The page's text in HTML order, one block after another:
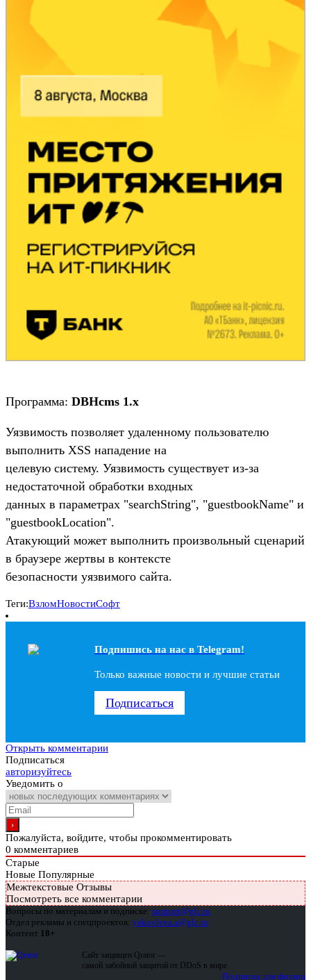
Программа: DBHcms 1.x
Уязвимость позволяет удаленному пользователю
выполнить XSS нападение на
целевую систему. Уязвимость существует из-за
недостаточной обработки входных
данных в параметрах "searchString", "guestbookName" и
"guestbookLocation".
Атакующий может выполнить произвольный сценарий
в браузере жертвы в контексте
безопасности уязвимого сайта.
Теги:ВзломНовостиСофт
Подпишись на наc в Telegram!
Только важные новости и лучшие статьи
Подписаться
Открыть комментарии
Подписаться
авторизуйтесь
Уведомить о
Пожалуйста, войдите, чтобы прокомментировать
0 комментариев
Старые
Новые Популярные
Межтекстовые Отзывы
Посмотреть все комментарии
Вопросы по материалам и подписке: support@glc.ru
Отдел рекламы и спецпроектов: yakovleva.a@glc.ru
Контент 18+
Сайт защищен Qrator —
самой забойной защитой от DDoS в мире
Подписка для физлиц